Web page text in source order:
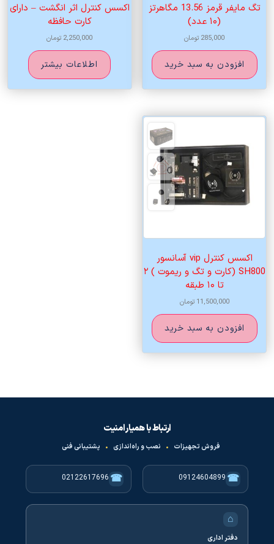
تگ مایفر قرمز 13.56 مگاهرتز
(۱۰ عدد)
285,000 تومان
افزودن به سبد خرید
اکسس کنترل اثر انگشت – دارای
کارت حافظه
2,250,000 تومان
اطلاعات بیشتر
اکسس کنترل vip آسانسور
SH800 (کارت و تگ و ریموت ) ۲
تا ۱۰ طبقه
11,500,000 تومان
افزودن به سبد خرید
ارتباط با همیار امنیت
فروش تجهیزات • نصب و راه‌اندازی • پشتیبانی فنی
☎
09124604899
☎
02122617696
⌂
دفتر اداری